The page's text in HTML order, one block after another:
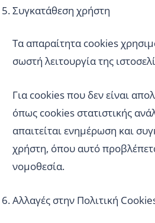
Συγκατάθεση χρήστη
Τα απαραίτητα cookies
σωστή λειτουργία της
Για cookies που δεν είναι
όπως cookies στατιστικής
απαιτείται ενημέρωση και
χρήστη, όπου αυτό
νομοθεσία.
Αλλαγές στην Πολιτική